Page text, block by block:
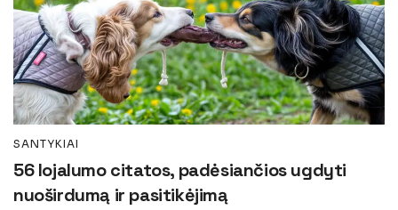
SANTYKIAI
56 lojalumo citatos, padėsiančios ugdyti
nuoširdumą ir pasitikėjimą